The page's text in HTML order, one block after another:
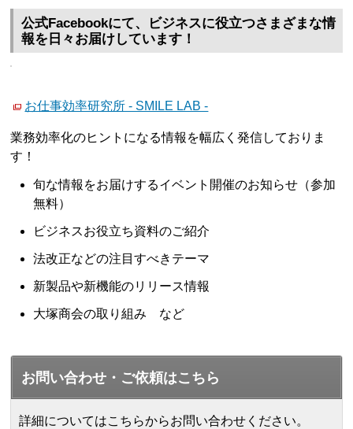
公式Facebookにて、ビジネスに役立つさまざまな情
報を日々お届けしています！
お仕事効率研究所 - SMILE LAB -
業務効率化のヒントになる情報を幅広く発信しておりま
す！
旬な情報をお届けするイベント開催のお知らせ（参加
無料）
ビジネスお役立ち資料のご紹介
法改正などの注目すべきテーマ
新製品や新機能のリリース情報
大塚商会の取り組み など
お問い合わせ・ご依頼はこちら
詳細についてはこちらからお問い合わせください。